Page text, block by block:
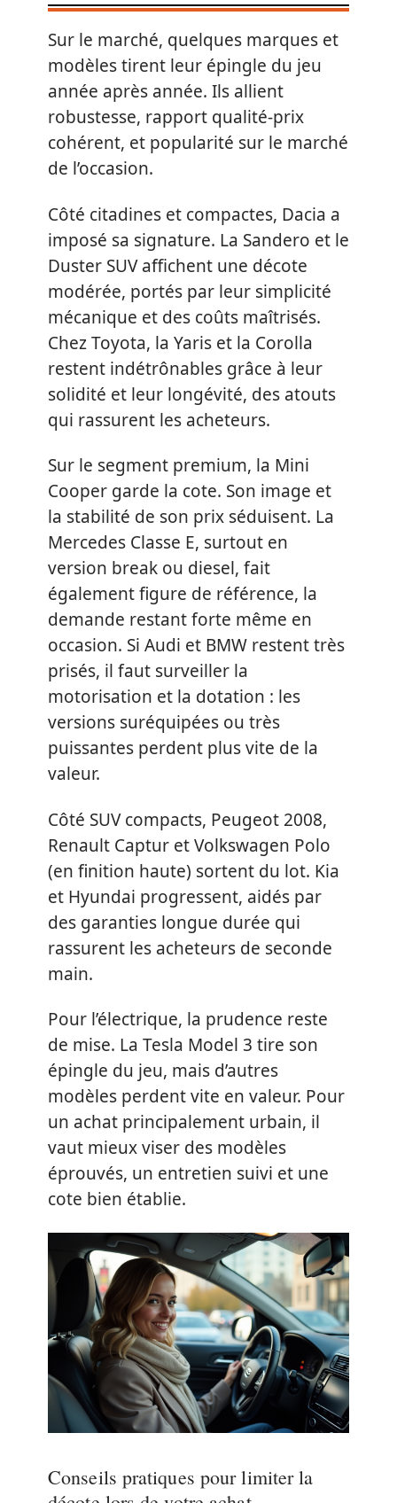
Sur le marché, quelques marques et
modèles tirent leur épingle du jeu
année après année. Ils allient
robustesse, rapport qualité-prix
cohérent, et popularité sur le marché
de l’occasion.
Côté citadines et compactes, Dacia a
imposé sa signature. La Sandero et le
Duster SUV affichent une décote
modérée, portés par leur simplicité
mécanique et des coûts maîtrisés.
Chez Toyota, la Yaris et la Corolla
restent indétrônables grâce à leur
solidité et leur longévité, des atouts
qui rassurent les acheteurs.
Sur le segment premium, la Mini
Cooper garde la cote. Son image et
la stabilité de son prix séduisent. La
Mercedes Classe E, surtout en
version break ou diesel, fait
également figure de référence, la
demande restant forte même en
occasion. Si Audi et BMW restent très
prisés, il faut surveiller la
motorisation et la dotation : les
versions suréquipées ou très
puissantes perdent plus vite de la
valeur.
Côté SUV compacts, Peugeot 2008,
Renault Captur et Volkswagen Polo
(en finition haute) sortent du lot. Kia
et Hyundai progressent, aidés par
des garanties longue durée qui
rassurent les acheteurs de seconde
main.
Pour l’électrique, la prudence reste
de mise. La Tesla Model 3 tire son
épingle du jeu, mais d’autres
modèles perdent vite en valeur. Pour
un achat principalement urbain, il
vaut mieux viser des modèles
éprouvés, un entretien suivi et une
cote bien établie.
Conseils pratiques pour limiter la